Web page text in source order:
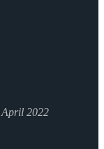
April 2022